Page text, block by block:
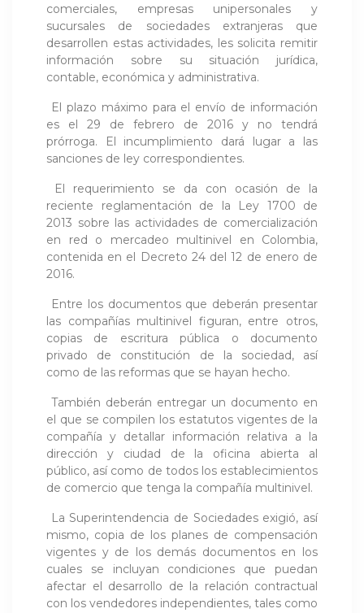
comerciales, empresas unipersonales y
sucursales de sociedades extranjeras que
desarrollen estas actividades, les solicita remitir
información sobre su situación jurídica,
contable, económica y administrativa.
El plazo máximo para el envío de información
es el 29 de febrero de 2016 y no tendrá
prórroga. El incumplimiento dará lugar a las
sanciones de ley correspondientes.
El requerimiento se da con ocasión de la
reciente reglamentación de la Ley 1700 de
2013 sobre las actividades de comercialización
en red o mercadeo multinivel en Colombia,
contenida en el Decreto 24 del 12 de enero de
2016.
Entre los documentos que deberán presentar
las compañías multinivel figuran, entre otros,
copias de escritura pública o documento
privado de constitución de la sociedad, así
como de las reformas que se hayan hecho.
También deberán entregar un documento en
el que se compilen los estatutos vigentes de la
compañía y detallar información relativa a la
dirección y ciudad de la oficina abierta al
público, así como de todos los establecimientos
de comercio que tenga la compañía multinivel.
La Superintendencia de Sociedades exigió, así
mismo, copia de los planes de compensación
vigentes y de los demás documentos en los
cuales se incluyan condiciones que puedan
afectar el desarrollo de la relación contractual
con los vendedores independientes, tales como